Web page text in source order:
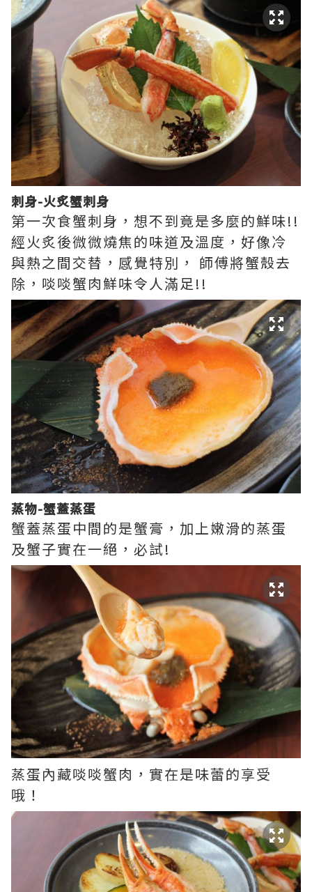
刺身-火炙蟹刺身
第一次食蟹刺身，想不到竟是多麼的鮮味!!
經火炙後微微燒焦的味道及溫度，好像冷
與熱之間交替，感覺特別， 師傅將蟹殼去
除，啖啖蟹肉鮮味令人滿足!!
蒸物-蟹蓋蒸蛋
蟹蓋蒸蛋中間的是蟹膏，加上嫩滑的蒸蛋
及蟹子實在一絕，必試!
蒸蛋內藏啖啖蟹肉，實在是味蕾的享受
哦！